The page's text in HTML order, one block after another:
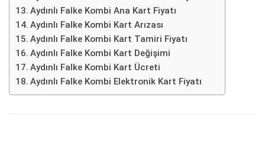
Aydınlı Falke Kombi Ana Kart Fiyatı
Aydınlı Falke Kombi Kart Arızası
Aydınlı Falke Kombi Kart Tamiri Fiyatı
Aydınlı Falke Kombi Kart Değişimi
Aydınlı Falke Kombi Kart Ücreti
Aydınlı Falke Kombi Elektronik Kart Fiyatı